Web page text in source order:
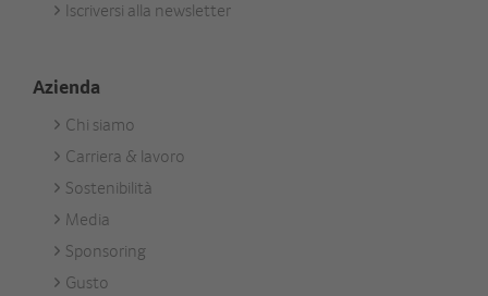
Iscriversi alla newsletter
Azienda
Footer
Unternehmen
Chi siamo
Carriera & lavoro
Sostenibilità
Media
Sponsoring
Gusto